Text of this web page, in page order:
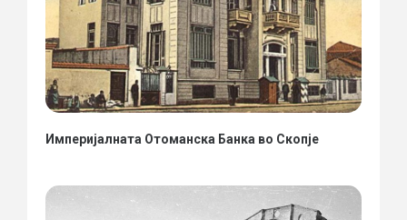
Империјалната Отоманска Банка во Скопје